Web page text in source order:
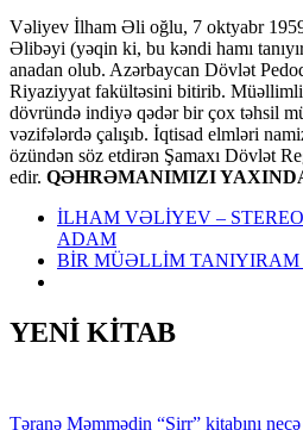
Vəliyev İlham Əli oğlu, 7 oktyabr
Əlibəyi (yəqin ki, bu kəndi hamı
anadan olub. Azərbaycan Dövlət
Riyaziyyat fakültəsini bitirib.
dövründə indiyə qədər bir çox təhsil
vəzifələrdə çalışıb. İqtisad elmləri
özündən söz etdirən Şamaxı Dövlət
edir. QƏHRƏMANIMIZI
İLHAM VƏLİYEV –
ADAM
BİR MÜƏLLİM
YENİ KİTAB
Təranə Məmmədin “Sirr” kitabını